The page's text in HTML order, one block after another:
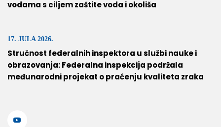
vodama s ciljem zaštite voda i okoliša
17. JULA 2026.
Stručnost federalnih inspektora u službi nauke i
obrazovanja: Federalna inspekcija podržala
međunarodni projekat o praćenju kvaliteta zraka